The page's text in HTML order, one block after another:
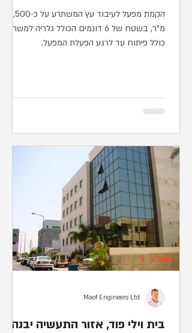
הקמת מפעל לעיבוד עץ המשתרע על כ-2,500
מ"ר, בשטח של 6 דונמים הכולל גלריה
כולל פיתוח עד לרגע הפעלת המפעל.
בית וילי פוד, אזור התעשיה יבנה
Maof Engineers Ltd.